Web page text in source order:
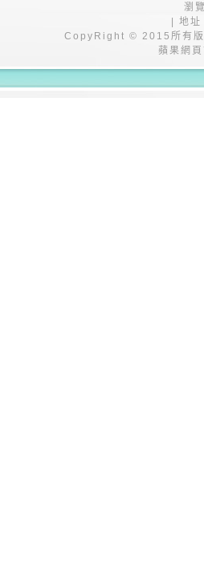
瀏
| 地
CopyRight © 2015所有版
蘋果網